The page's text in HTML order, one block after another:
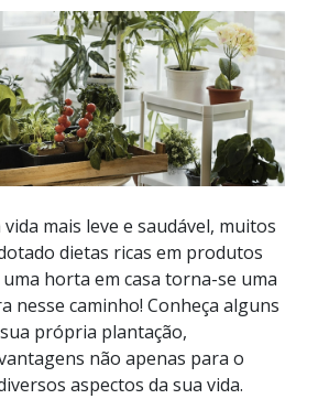
vida mais leve e saudável, muitos
dietas ricas em produtos
horta em casa torna-se uma
nesse caminho! Conheça alguns
própria plantação,
não apenas para o
aspectos da sua vida.